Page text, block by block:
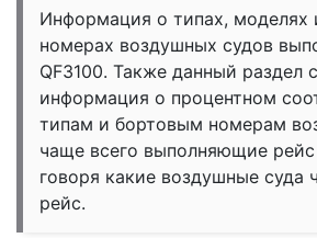
Информация о типах, моделях
номерах воздушных судов
QF3100. Также данный раздел
информация о процентном
типам и бортовым номерам
чаще всего выполняющие
говоря какие воздушные суда
рейс.